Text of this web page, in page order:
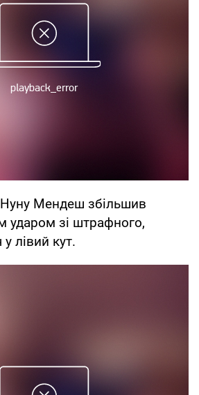
Мендеш збільшив
ударом зі штрафного,
лівий кут.